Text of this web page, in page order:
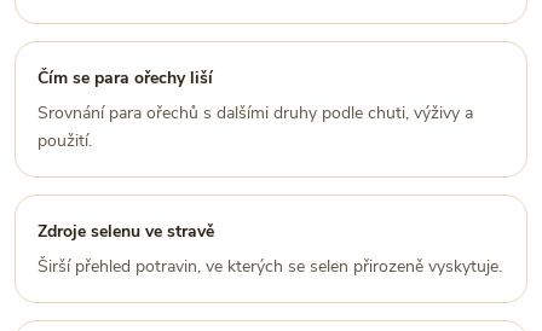
Čím se para ořechy liší
Srovnání para ořechů s dalšími druhy podle chuti, výživy a
použití.
Zdroje selenu ve stravě
Širší přehled potravin, ve kterých se selen přirozeně vyskytuje.